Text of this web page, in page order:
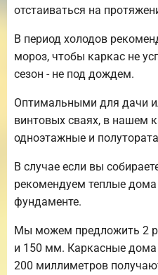
отстаиваться на
В период холодов
мороз, чтобы каркас не
сезон - не под дождем.
Оптимальными для дачи
винтовых сваях, в нашем
одноэтажные и
В случае если вы
рекомендуем теплые
фундаменте.
Мы можем предложить 2
и 150 мм. Каркасные дома
200 миллиметров